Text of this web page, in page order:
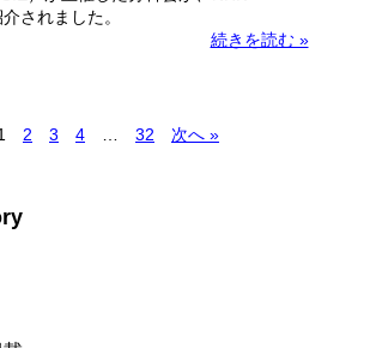
されました。
続きを読む »
2 3 4 32 次へ »